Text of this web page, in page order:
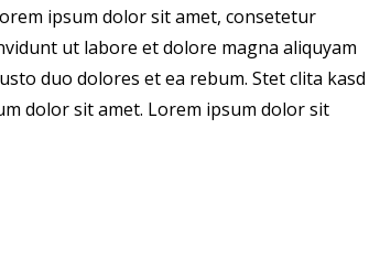
ipsum dolor sit amet, consetetur
ut labore et dolore magna aliquyam
duo dolores et ea rebum. Stet clita kasd
dolor sit amet. Lorem ipsum dolor sit